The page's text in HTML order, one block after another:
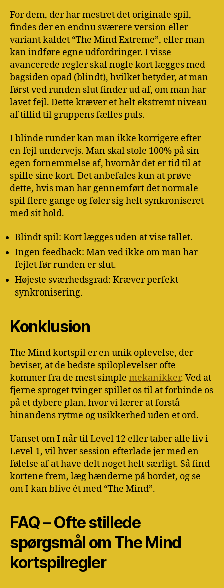
For dem, der har mestret det originale spil,
findes der en endnu sværere version eller
variant kaldet “The Mind Extreme”, eller man
kan indføre egne udfordringer. I visse
avancerede regler skal nogle kort lægges med
bagsiden opad (blindt), hvilket betyder, at man
først ved runden slut finder ud af, om man har
lavet fejl. Dette kræver et helt ekstremt niveau
af tillid til gruppens fælles puls.
I blinde runder kan man ikke korrigere efter
en fejl undervejs. Man skal stole 100% på sin
egen fornemmelse af, hvornår det er tid til at
spille sine kort. Det anbefales kun at prøve
dette, hvis man har gennemført det normale
spil flere gange og føler sig helt synkroniseret
med sit hold.
Blindt spil: Kort lægges uden at vise tallet.
Ingen feedback: Man ved ikke om man har
fejlet før runden er slut.
Højeste sværhedsgrad: Kræver perfekt
synkronisering.
Konklusion
The Mind kortspil er en unik oplevelse, der
beviser, at de bedste spiloplevelser ofte
kommer fra de mest simple mekanikker. Ved at
fjerne sproget tvinger spillet os til at forbinde os
på et dybere plan, hvor vi lærer at forstå
hinandens rytme og usikkerhed uden et ord.
Uanset om I når til Level 12 eller taber alle liv i
Level 1, vil hver session efterlade jer med en
følelse af at have delt noget helt særligt. Så find
kortene frem, læg hænderne på bordet, og se
om I kan blive ét med “The Mind”.
FAQ – Ofte stillede
spørgsmål om The Mind
kortspilregler